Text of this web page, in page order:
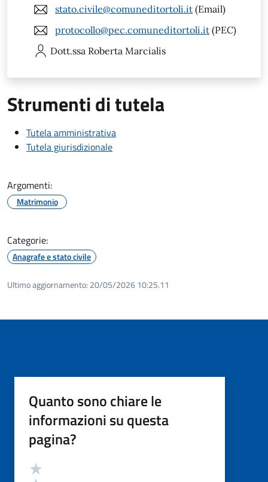
stato.civile@comuneditortoli.it (Email)
protocollo@pec.comuneditortoli.it (PEC)
Dott.ssa Roberta Marcialis
Strumenti di tutela
Tutela amministrativa
Tutela giurisdizionale
Argomenti:
Matrimonio
Categorie:
Anagrafe e stato civile
Ultimo aggiornamento: 20/05/2026 10:25.11
Quanto sono chiare le
informazioni su questa
pagina?
Valutazione